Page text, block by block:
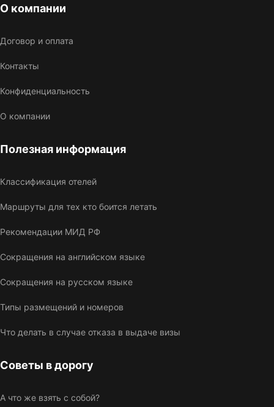
О компании
Договор и оплата
Контакты
Конфиденциальность
О компании
Полезная информация
Классификация отелей
Маршруты для тех кто боится летать
Рекомендации МИД РФ
Сокращения на английском языке
Сокращения на русском языке
Типы размещений и номеров
Что делать в случае отказа в выдаче визы
Советы в дорогу
А что же взять с собой?